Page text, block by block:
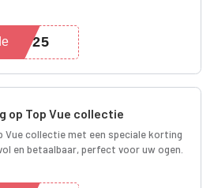
ES25
op Top Vue collectie
Vue collectie met een speciale korting
en betaalbaar, perfect voor uw ogen.